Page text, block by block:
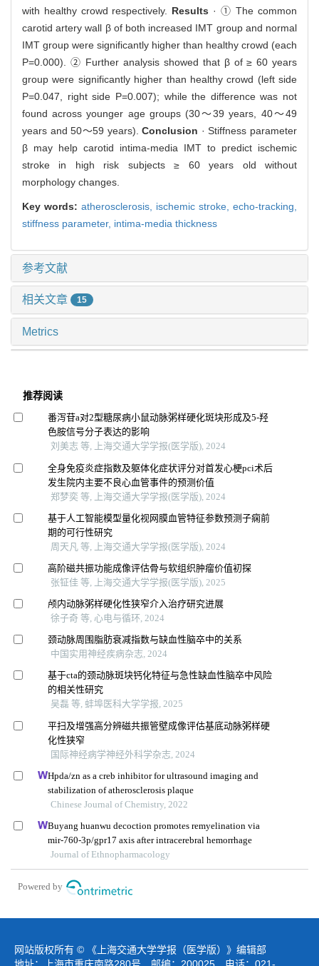
with healthy crowd respectively. Results · ① The common
carotid artery wall β of both increased IMT group and normal
IMT group were significantly higher than healthy crowd (each
P=0.000). ② Further analysis showed that β of ≥ 60 years
group were significantly higher than healthy crowd (left side
P=0.047, right side P=0.007); while the difference was not
found across younger age groups (30～39 years, 40～49
years and 50～59 years).Conclusion · Stiffness parameter
β may help carotid intima-media IMT to predict ischemic
stroke in high risk subjects ≥ 60 years old without
morphology changes.
Key words: atherosclerosis, ischemic stroke, echo-tracking,
stiffness parameter, intima-media thickness
参考文献
相关文章 15
Metrics
推荐阅读
番泻苷a对2型糖尿病小鼠动脉粥样硬化斑块形成及5-羟
色胺信号分子表达的影响
刘美志 等, 上海交通大学学报(医学版), 2024
全身免疫炎症指数及躯体化症状评分对首发心梗pci术后
发生院内主要不良心血管事件的预测价值
郑梦奕 等, 上海交通大学学报(医学版), 2024
基于人工智能模型量化视网膜血管特征参数预测子痫前
期的可行性研究
周天凡 等, 上海交通大学学报(医学版), 2024
高阶磁共振功能成像评估骨与软组织肿瘤价值初探
张钲佳 等, 上海交通大学学报(医学版), 2025
颅内动脉粥样硬化性狭窄介入治疗研究进展
徐子奇 等, 心电与循环, 2024
颈动脉周围脂肪衰减指数与缺血性脑卒中的关系
中国实用神经疾病杂志, 2024
基于cta的颈动脉斑块钙化特征与急性缺血性脑卒中风险
的相关性研究
吴磊 等, 蚌埠医科大学学报, 2025
平扫及增强高分辨磁共振管壁成像评估基底动脉粥样硬
化性狭窄
国际神经病学神经外科学杂志, 2024
Hpda/zn as a creb inhibitor for ultrasound imaging and
stabilization of atherosclerosis plaque
Chinese Journal of Chemistry, 2022
Buyang huanwu decoction promotes remyelination via
mir-760-3p/gpr17 axis after intracerebral hemorrhage
Journal of Ethnopharmacology
Powered by
网站版权所有 © 《上海交通大学学报（医学版）》编辑部